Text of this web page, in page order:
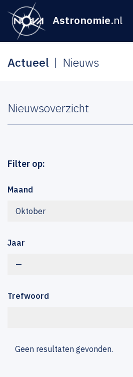
Astronomie.nl
Actueel Nieuws
Nieuwsoverzicht
Filter op:
Maand
Oktober
Jaar
—
Trefwoord
Geen resultaten gevonden.